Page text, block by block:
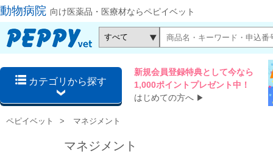
動物病院 向け医薬品・医療材ならペピイベット
カテゴリから探す
新規会員登録特典として今なら
1,000ポイントプレゼント中！
はじめての方へ ▶
ペピイベット マネジメント
マネジメント